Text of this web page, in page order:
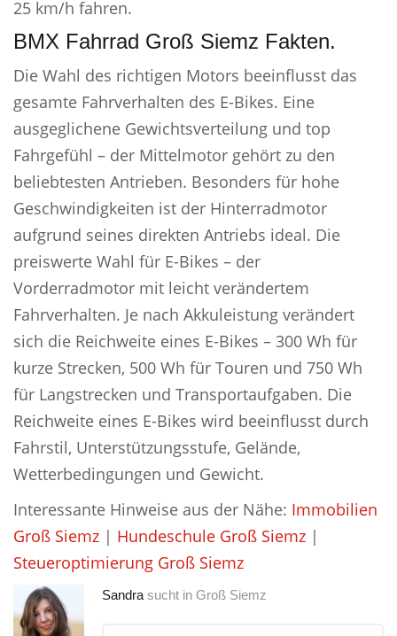
25 km/h fahren.
BMX Fahrrad Groß Siemz Fakten.
Die Wahl des richtigen Motors beeinflusst das
gesamte Fahrverhalten des E-Bikes. Eine
ausgeglichene Gewichtsverteilung und top
Fahrgefühl – der Mittelmotor gehört zu den
beliebtesten Antrieben. Besonders für hohe
Geschwindigkeiten ist der Hinterradmotor
aufgrund seines direkten Antriebs ideal. Die
preiswerte Wahl für E-Bikes – der
Vorderradmotor mit leicht verändertem
Fahrverhalten. Je nach Akkuleistung verändert
sich die Reichweite eines E-Bikes – 300 Wh für
kurze Strecken, 500 Wh für Touren und 750 Wh
für Langstrecken und Transportaufgaben. Die
Reichweite eines E-Bikes wird beeinflusst durch
Fahrstil, Unterstützungsstufe, Gelände,
Wetterbedingungen und Gewicht.
Interessante Hinweise aus der Nähe: Immobilien
Groß Siemz | Hundeschule Groß Siemz |
Steueroptimierung Groß Siemz
Sandra sucht in Groß Siemz